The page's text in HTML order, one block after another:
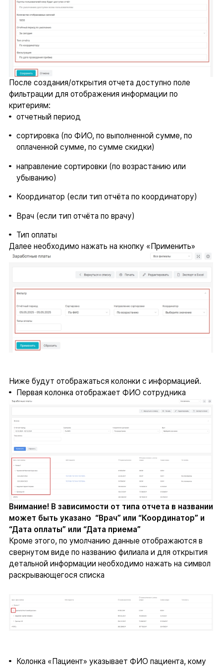
После создания/открытия отчета доступно поле
фильтрации для отображения информации по
критериям:
отчетный период
сортировка (по ФИО, по выполненной сумме, по
оплаченной сумме, по сумме скидки)
направление сортировки (по возрастанию или
убыванию)
Координатор (если тип отчёта по координатору)
Врач (если тип отчёта по врачу)
Тип оплаты
Далее необходимо нажать на кнопку «Применить»
Ниже будут отображаться колонки с информацией.
Первая колонка отображает ФИО сотрудника
Внимание! В зависимости от типа отчета в названии
может быть указано “Врач” или “Координатор” и
“Дата оплаты” или “Дата приема”
Кроме этого, по умолчанию данные отображаются в
свернутом виде по названию филиала и для открытия
детальной информации необходимо нажать на символ
раскрывающегося списка
Колонка «Пациент» указывает ФИО пациента, кому